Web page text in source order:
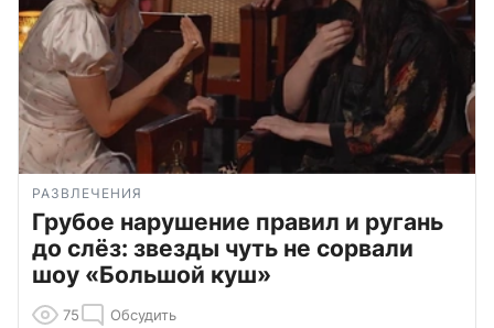
РАЗВЛЕЧЕНИЯ
Грубое нарушение правил и ругань
до слёз: звезды чуть не сорвали
шоу «Большой куш»
75 Обсудить